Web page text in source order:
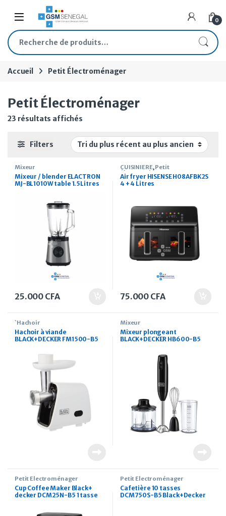
Skip to navigation
Skip to content
Open 0
Recherche pour :
Accueil Petit Électroménager
Petit Électroménager
23 résultats affichés
Filters
Mixeur
Mixeur / blender ELACTRON
MJ-BL1010W table 1.5Litres
25.000 CFA
CUISINIERE, Petit
Électroménager
Air fryer HISENSE H08AFBK2S
4 + 4 Litres
75.000 CFA
`Hachoir
Hachoir à viande
BLACK+DECKER FM1500-B5
Mixeur
Mixeur plongeant
BLACK+DECKER HB600-B5
hachoir 3 en 1
Petit Électroménager
Cup Coffee Maker Black+
decker DCM25N-B5 1 tasse
Petit Électroménager
Cafetière 10 tasses
DCM750S-B5 Black+Decker